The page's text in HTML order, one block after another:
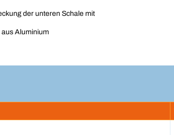
der unteren Schale mit
aus Aluminium